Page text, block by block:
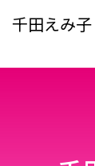
千田えみ子